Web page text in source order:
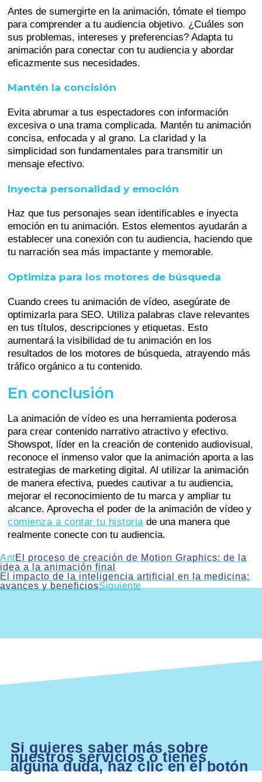
Antes de sumergirte en la animación, tómate el tiempo
para comprender a tu audiencia objetivo. ¿Cuáles son
sus problemas, intereses y preferencias? Adapta tu
animación para conectar con tu audiencia y abordar
eficazmente sus necesidades.
Mantén la concisión
Evita abrumar a tus espectadores con información
excesiva o una trama complicada. Mantén tu animación
concisa, enfocada y al grano. La claridad y la
simplicidad son fundamentales para transmitir un
mensaje efectivo.
Inyecta personalidad y emoción
Haz que tus personajes sean identificables e inyecta
emoción en tu animación. Estos elementos ayudarán a
establecer una conexión con tu audiencia, haciendo que
tu narración sea más impactante y memorable.
Optimiza para los motores de búsqueda
Cuando crees tu animación de vídeo, asegúrate de
optimizarla para SEO. Utiliza palabras clave relevantes
en tus títulos, descripciones y etiquetas. Esto
aumentará la visibilidad de tu animación en los
resultados de los motores de búsqueda, atrayendo más
tráfico orgánico a tu contenido.
En conclusión
La animación de vídeo es una herramienta poderosa
para crear contenido narrativo atractivo y efectivo.
Showspot, líder en la creación de contenido audiovisual,
reconoce el inmenso valor que la animación aporta a las
estrategias de marketing digital. Al utilizar la animación
de manera efectiva, puedes cautivar a tu audiencia,
mejorar el reconocimiento de tu marca y ampliar tu
alcance. Aprovecha el poder de la animación de vídeo y
comienza a contar tu historiade una manera que
realmente conecte con tu audiencia.
AntEl proceso de creación de Motion Graphics: de la
idea a la animación final
El impacto de la inteligencia artificial en la medicina:
avances y beneficiosSiguiente
Si quieres saber más sobre
nuestros servicios o tienes
alguna duda, haz clic en el botón